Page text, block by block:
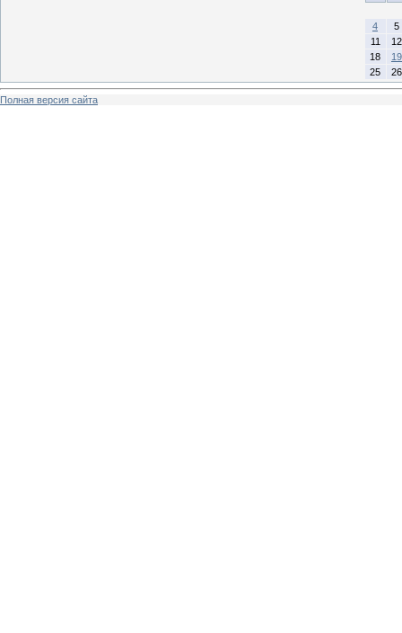
4
5
11
12
18
19
25
26
Полная версия сайта